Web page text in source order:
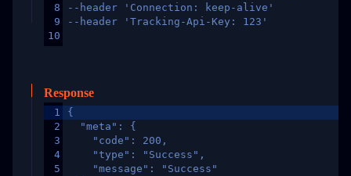
8
9
10
--header 'Connection: keep-alive'
--header 'Tracking-Api-Key: 123'
Response
1
2
3
4
5
{
  "meta": {
    "code": 200,
    "type": "Success",
    "message": "Success"